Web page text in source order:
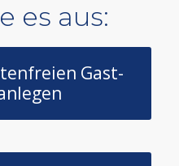
es aus:
Gast-